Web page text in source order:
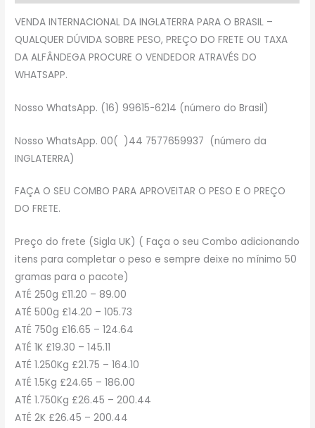
VENDA INTERNACIONAL DA INGLATERRA PARA O BRASIL –
QUALQUER DÚVIDA SOBRE PESO, PREÇO DO FRETE OU TAXA
DA ALFÂNDEGA PROCURE O VENDEDOR ATRAVÉS DO
WHATSAPP.
Nosso WhatsApp. (16) 99615-6214 (número do Brasil)
Nosso WhatsApp. 00( )44 7577659937 (número da
INGLATERRA)
FAÇA O SEU COMBO PARA APROVEITAR O PESO E O PREÇO
DO FRETE.
Preço do frete (Sigla UK) ( Faça o seu Combo adicionando
itens para completar o peso e sempre deixe no mínimo 50
gramas para o pacote)
ATÉ 250g £11.20 – 89.00
ATÉ 500g £14.20 – 105.73
ATÉ 750g £16.65 – 124.64
ATÉ 1K £19.30 – 145.11
ATÉ 1.250Kg £21.75 – 164.10
ATÉ 1.5Kg £24.65 – 186.00
ATÉ 1.750Kg £26.45 – 200.44
ATÉ 2K £26.45 – 200.44